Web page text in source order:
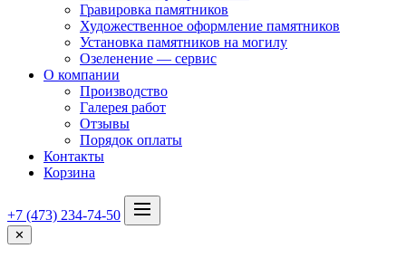
Гравировка памятников
Художественное оформление памятников
Установка памятников на могилу
Озеленение — сервис
О компании
Производство
Галерея работ
Отзывы
Порядок оплаты
Контакты
Корзина
+7 (473) 234-74-50
✕